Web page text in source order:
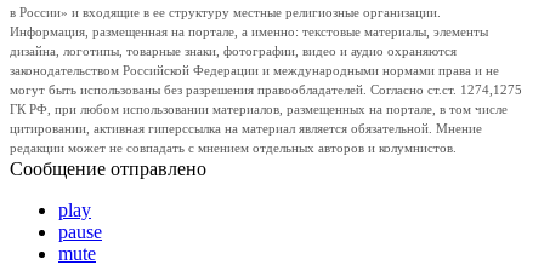
в России» и входящие в ее структуру местные религиозные организации.
Информация, размещенная на портале, а именно: текстовые материалы, элементы
дизайна, логотипы, товарные знаки, фотографии, видео и аудио охраняются
законодательством Российской Федерации и международными нормами права и не
могут быть использованы без разрешения правообладателей. Согласно ст.ст. 1274,1275
ГК РФ, при любом использовании материалов, размещенных на портале, в том числе
цитировании, активная гиперссылка на материал является обязательной. Мнение
редакции может не совпадать с мнением отдельных авторов и колумнистов.
Сообщение отправлено
play
pause
mute